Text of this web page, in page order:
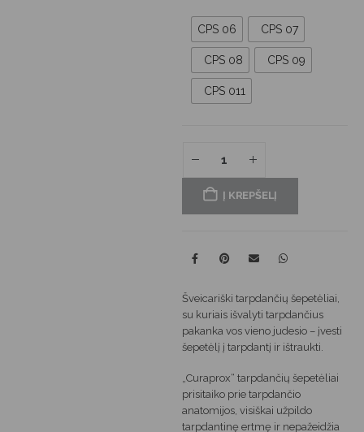
CPS 06 CPS 07
CPS 08 CPS 09
CPS 011
Į KREPŠELĮ
Šveicariški tarpdančių šepetėliai,
su kuriais išvalyti tarpdančius
pakanka vos vieno judesio – įvesti
šepetėlį į tarpdantį ir ištraukti.
„Curaprox“ tarpdančių šepetėliai
prisitaiko prie tarpdančio
anatomijos, visiškai užpildo
tarpdantinę ertmę ir nepažeidžia